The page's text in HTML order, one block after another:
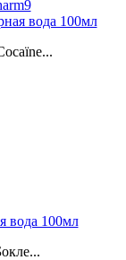
вода 100мл
вода 100мл